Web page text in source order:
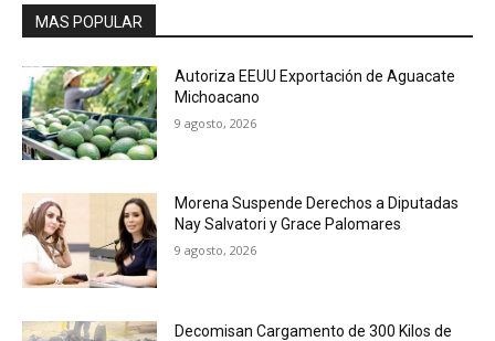
MAS POPULAR
Autoriza EEUU Exportación de Aguacate
Michoacano
9 agosto, 2026
Morena Suspende Derechos a Diputadas
Nay Salvatori y Grace Palomares
9 agosto, 2026
Decomisan Cargamento de 300 Kilos de